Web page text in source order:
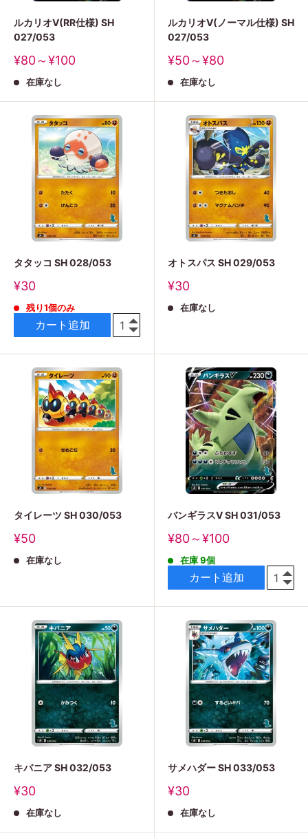
ルカリオV(RR仕様) SH
027/053
販
価
¥80～¥100
在庫なし
ルカリオV(ノーマル仕様) SH
027/053
販
価
¥50～¥80
在庫なし
タタッコ SH 028/053
販
価
¥30
残り1個のみ
カート追加
オトスパス SH 029/053
販
価
¥30
在庫なし
タイレーツ SH 030/053
販
価
¥50
在庫なし
バンギラスV SH 031/053
販
価
¥80～¥100
在庫 9個
カート追加
キバニア SH 032/053
販
価
¥30
在庫なし
サメハダー SH 033/053
販
価
¥30
在庫なし